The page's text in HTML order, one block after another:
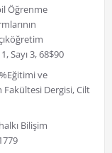
Öğrenme
Sayı 3, 68$90
ve
Fakültesi Dergisi, Cilt
Bilişim